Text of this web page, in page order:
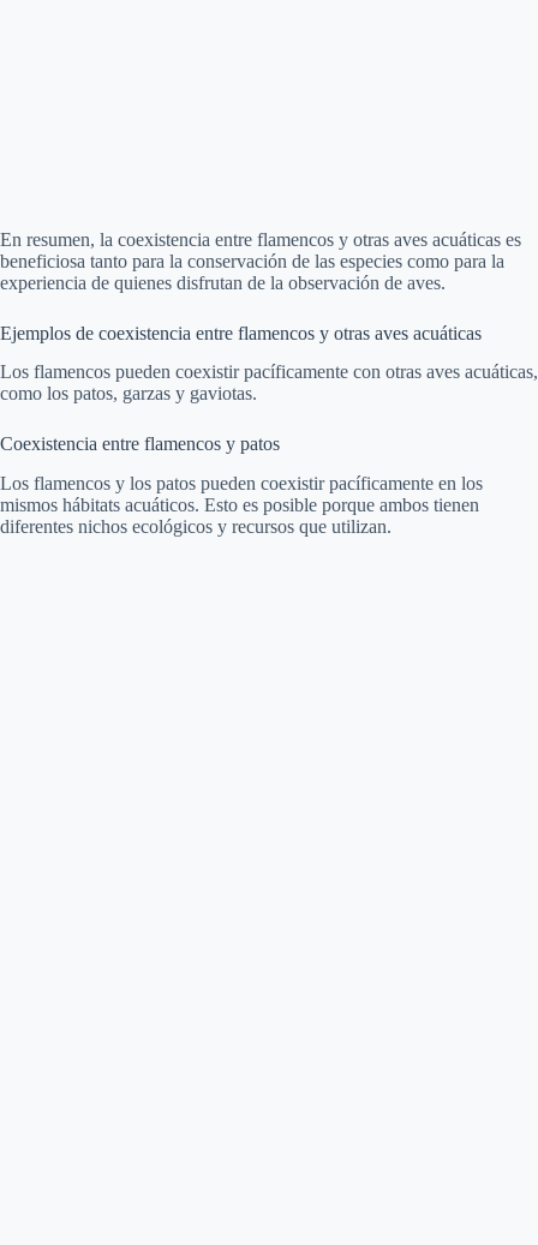
En resumen, la coexistencia entre flamencos y otras aves acuáticas es
beneficiosa tanto para la conservación de las especies como para la
experiencia de quienes disfrutan de la observación de aves.
Ejemplos de coexistencia entre flamencos y otras aves acuáticas
Los flamencos pueden coexistir pacíficamente con otras aves acuáticas,
como los patos, garzas y gaviotas.
Coexistencia entre flamencos y patos
Los flamencos y los patos pueden coexistir pacíficamente en los
mismos hábitats acuáticos. Esto es posible porque ambos tienen
diferentes nichos ecológicos y recursos que utilizan.